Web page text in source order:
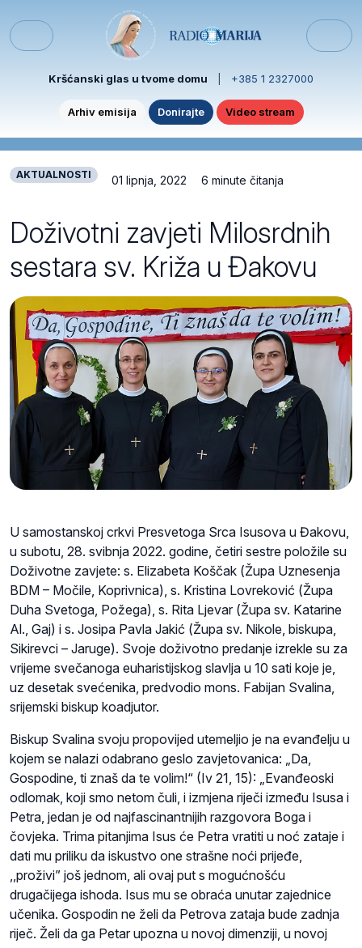
Menu
Kršćanski glas u tvome domu +385 1 2327000
Arhiv emisija Donirajte Video stream
AKTUALNOSTI 01 lipnja, 2022 6 minute čitanja
Doživotni zavjeti Milosrdnih
sestara sv. Križa u Đakovu
U samostanskoj crkvi Presvetoga Srca Isusova u Đakovu,
u subotu, 28. svibnja 2022. godine, četiri sestre položile su
Doživotne zavjete: s. Elizabeta Koščak (Župa Uznesenja
BDM – Močile, Koprivnica), s. Kristina Lovreković (Župa
Duha Svetoga, Požega), s. Rita Ljevar (Župa sv. Katarine
Al., Gaj) i s. Josipa Pavla Jakić (Župa sv. Nikole, biskupa,
Sikirevci – Jaruge). Svoje doživotno predanje izrekle su za
vrijeme svečanoga euharistijskog slavlja u 10 sati koje je,
uz desetak svećenika, predvodio mons. Fabijan Svalina,
srijemski biskup koadjutor.
Biskup Svalina svoju propovijed utemeljio je na evanđelju u
kojem se nalazi odabrano geslo zavjetovanica: „Da,
Gospodine, ti znaš da te volim!“ (Iv 21, 15): „Evanđeoski
odlomak, koji smo netom čuli, i izmjena riječi između Isusa i
Petra, jedan je od najfascinantnijih razgovora Boga i
čovjeka. Trima pitanjima Isus će Petra vratiti u noć zataje i
dati mu priliku da iskustvo one strašne noći prijeđe,
,,proživi” još jednom, ali ovaj put s mogućnošću
drugačijega ishoda. Isus mu se obraća unutar zajednice
učenika. Gospodin ne želi da Petrova zataja bude zadnja
riječ. Želi da ga Petar upozna u novoj dimenziji, u novoj